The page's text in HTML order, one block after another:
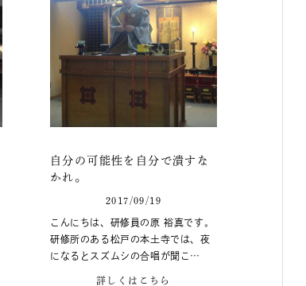
自分の可能性を自分で潰すな
かれ。
2017/09/19
こんにちは、研修員の原 裕真です。
研修所のある松戸の本土寺では、夜
になるとスズムシの合唱が聞こ…
詳しくはこちら